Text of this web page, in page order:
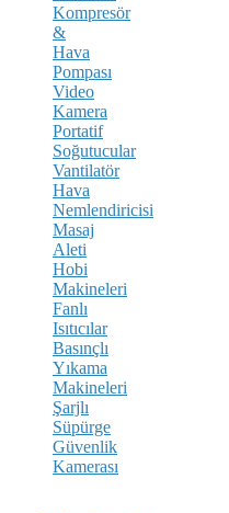
Kompresör
&
Hava
Pompası
Video
Kamera
Portatif
Soğutucular
Vantilatör
Hava
Nemlendiricisi
Masaj
Aleti
Hobi
Makineleri
Fanlı
Isıtıcılar
Basınçlı
Yıkama
Makineleri
Şarjlı
Süpürge
Güvenlik
Kamerası